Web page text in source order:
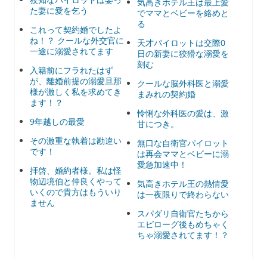
た妻に愛を乞う
これって契約婚でしたよ
ね！？ クールな外交官に
一途に溺愛されてます
入籍前にフラれたはず
が、離婚前提の溺愛旦那
様が激しく私を求めてき
ます！？
9年越しの最愛
その激重な執着は勘違い
です！
拝啓、婚約者様。私は怪
物辺境伯と仲良くやって
いくので貴方はもういり
ません
でママとベビーを絡めと
る
天才パイロットは交際0
日の新妻に狡猾な溺愛を
刻む
クールな脳外科医と溺愛
まみれの契約婚
怜悧な外科医の愛は、激
甘につき。
無口な自衛官パイロット
は再会ママとベビーに溺
愛急加速中！
気高きホテル王の熱情愛
は一夜限りで終わらない
スパダリ自衛官たちから
エピローグ後もめちゃく
ちゃ溺愛されてます！？